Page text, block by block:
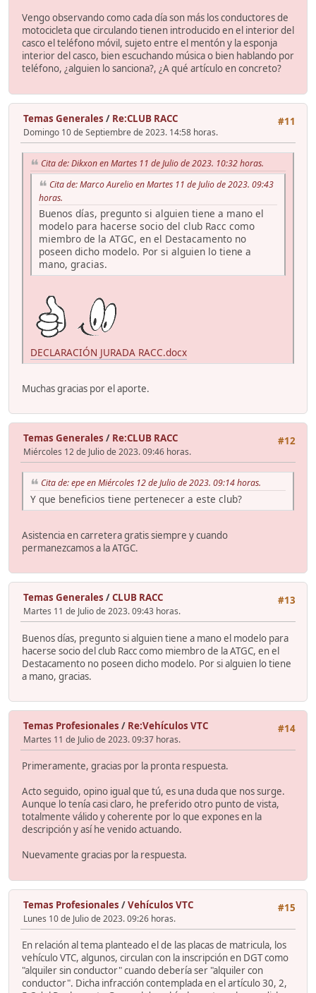
Vengo observando como cada día son más los conductores de
motocicleta que circulando tienen introducido en el interior del
casco el teléfono móvil, sujeto entre el mentón y la esponja
interior del casco, bien escuchando música o bien hablando por
teléfono, ¿alguien lo sanciona?, ¿A qué artículo en concreto?
#11
Temas Generales / Re:CLUB RACC
Domingo 10 de Septiembre de 2023. 14:58 horas.
Cita de: Dikxon en Martes 11 de Julio de 2023. 10:32 horas.
Cita de: Marco Aurelio en Martes 11 de Julio de 2023. 09:43
horas.
Buenos días, pregunto si alguien tiene a mano el
modelo para hacerse socio del club Racc como
miembro de la ATGC, en el Destacamento no
poseen dicho modelo. Por si alguien lo tiene a
mano, gracias.
DECLARACIÓN JURADA RACC.docx
Muchas gracias por el aporte.
#12
Temas Generales / Re:CLUB RACC
Miércoles 12 de Julio de 2023. 09:46 horas.
Cita de: epe en Miércoles 12 de Julio de 2023. 09:14 horas.
Y que beneficios tiene pertenecer a este club?
Asistencia en carretera gratis siempre y cuando
permanezcamos a la ATGC.
#13
Temas Generales /CLUB RACC
Martes 11 de Julio de 2023. 09:43 horas.
Buenos días, pregunto si alguien tiene a mano el modelo para
hacerse socio del club Racc como miembro de la ATGC, en el
Destacamento no poseen dicho modelo. Por si alguien lo tiene
a mano, gracias.
#14
Temas Profesionales / Re:Vehículos VTC
Martes 11 de Julio de 2023. 09:37 horas.
Primeramente, gracias por la pronta respuesta.
Acto seguido, opino igual que tú, es una duda que nos surge.
Aunque lo tenía casi claro, he preferido otro punto de vista,
totalmente válido y coherente por lo que expones en la
descripción y así he venido actuando.
Nuevamente gracias por la respuesta.
#15
Temas Profesionales /Vehículos VTC
Lunes 10 de Julio de 2023. 09:26 horas.
En relación al tema planteado el de las placas de matricula, los
vehículo VTC, algunos, circulan con la inscripción en DGT como
"alquiler sin conductor" cuando debería ser "alquiler con
conductor". Dicha infracción contemplada en el artículo 30, 2,